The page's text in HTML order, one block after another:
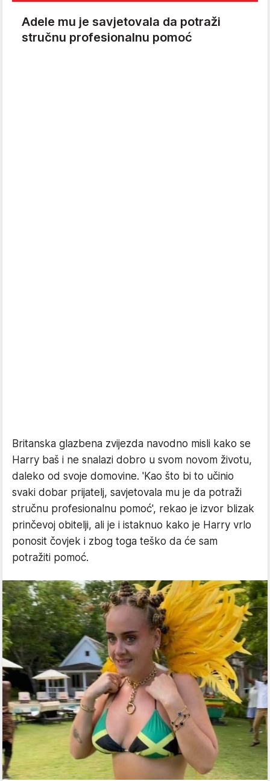
Adele mu je savjetovala da potraži
stručnu profesionalnu pomoć
Britanska glazbena zvijezda navodno misli kako se
Harry baš i ne snalazi dobro u svom novom životu,
daleko od svoje domovine. 'Kao što bi to učinio
svaki dobar prijatelj, savjetovala mu je da potraži
stručnu profesionalnu pomoć', rekao je izvor blizak
prinčevoj obitelji, ali je i istaknuo kako je Harry vrlo
ponosit čovjek i zbog toga teško da će sam
potražiti pomoć.